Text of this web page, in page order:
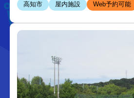
高知市 屋内施設 Web予約可能